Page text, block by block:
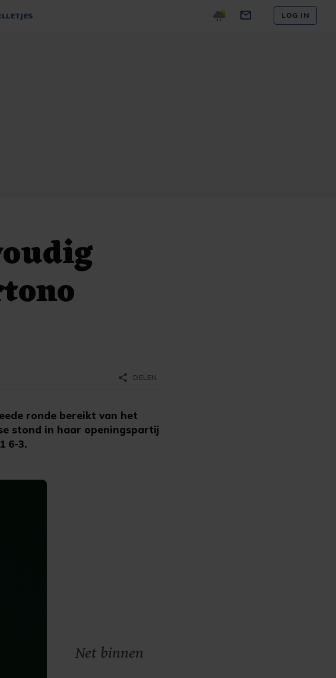
LOG IN
ronde bereikt van het
stond in haar openingspartij
6-3.
share DELEN
Net binnen